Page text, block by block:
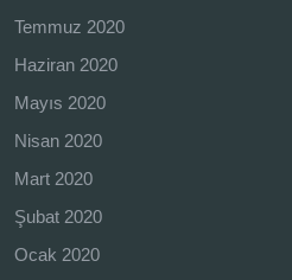
Temmuz 2020
Haziran 2020
Mayıs 2020
Nisan 2020
Mart 2020
Şubat 2020
Ocak 2020